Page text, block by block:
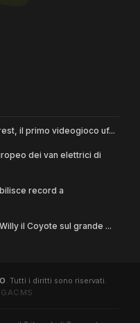
il primo videogioco uf...
dei van elettrici di
record a
il Coyote sul grande ...
. Tutti i diritti sono riservati.